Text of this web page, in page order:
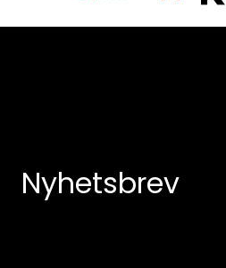
3086 HOLMESTRAND
Salg
Om oss
Salg
Nyhetsbrev